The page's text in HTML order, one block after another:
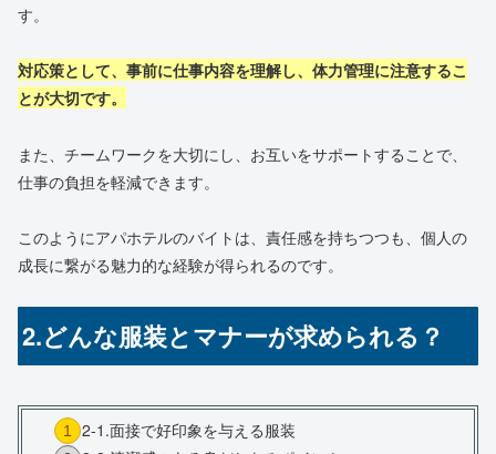
す。
対応策として、事前に仕事内容を理解し、体力管理に注意するこ
とが大切です。
また、チームワークを大切にし、お互いをサポートすることで、
仕事の負担を軽減できます。
このようにアパホテルのバイトは、責任感を持ちつつも、個人の
成長に繋がる魅力的な経験が得られるのです。
2.どんな服装とマナーが求められる？
2-1.面接で好印象を与える服装